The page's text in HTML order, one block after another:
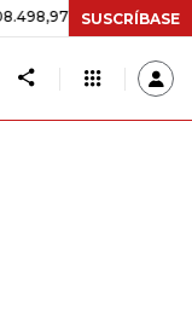
+$ 8.753,81 +2,19%
SUSCRÍBASE